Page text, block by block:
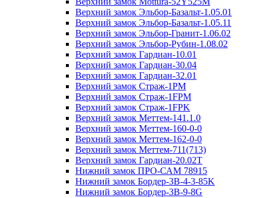
Верхний замок Эльбор-Базальт-1.05.01
Верхний замок Эльбор-Базальт-1.05.11
Верхний замок Эльбор-Гранит-1.06.02
Верхний замок Эльбор-Рубин-1.08.02
Верхний замок Гардиан-10.01
Верхний замок Гардиан-30.04
Верхний замок Гардиан-32.01
Верхний замок Страж-1PM
Верхний замок Страж-1FPM
Верхний замок Страж-1FPK
Верхний замок Меттем-141.1.0
Верхний замок Меттем-160-0-0
Верхний замок Меттем-162-0-0
Верхний замок Меттем-711(713)
Верхний замок Гардиан-20.02T
Нижний замок ПРО-САМ 78915
Нижний замок Бордер-3B-4-3-85K
Нижний замок Бордер-3B-9-8G